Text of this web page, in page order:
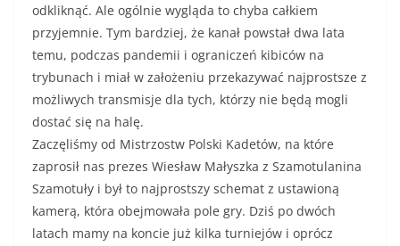
odkliknąć. Ale ogólnie wygląda to chyba całkiem
przyjemnie. Tym bardziej, że kanał powstał dwa lata
temu, podczas pandemii i ograniczeń kibiców na
trybunach i miał w założeniu przekazywać najprostsze z
możliwych transmisje dla tych, którzy nie będą mogli
dostać się na halę.
Zaczęliśmy od Mistrzostw Polski Kadetów, na które
zaprosił nas prezes Wiesław Małyszka z Szamotulanina
Szamotuły i był to najprostszy schemat z ustawioną
kamerą, która obejmowała pole gry. Dziś po dwóch
latach mamy na koncie już kilka turniejów i oprócz